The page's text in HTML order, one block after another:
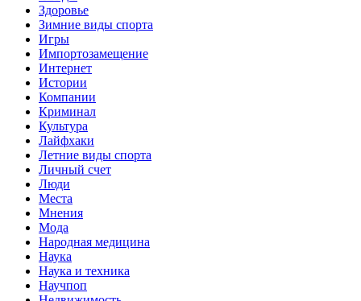
Здоровье
Зимние виды спорта
Игры
Импортозамещение
Интернет
Истории
Компании
Криминал
Культура
Лайфхаки
Летние виды спорта
Личный счет
Люди
Места
Мнения
Мода
Народная медицина
Наука
Наука и техника
Научпоп